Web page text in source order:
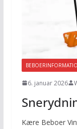
6. januar 2026
Kære Beboer